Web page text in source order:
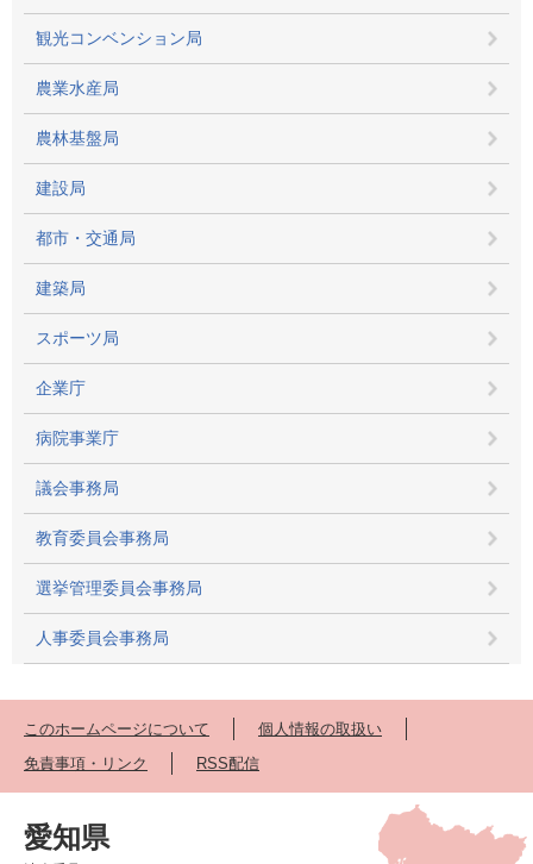
観光コンベンション局
農業水産局
農林基盤局
建設局
都市・交通局
建築局
スポーツ局
企業庁
病院事業庁
議会事務局
教育委員会事務局
選挙管理委員会事務局
人事委員会事務局
このホームページについて
個人情報の取扱い
免責事項・リンク
RSS配信
愛知県